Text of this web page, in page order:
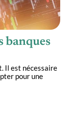
banques
Il est nécessaire
pour une